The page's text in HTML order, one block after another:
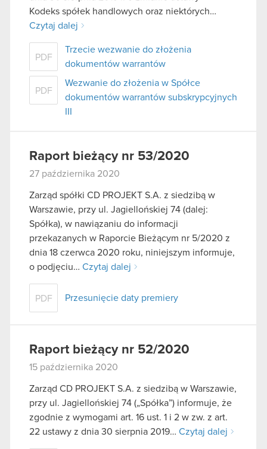
Kodeks spółek handlowych oraz niektórych…
Czytaj dalej
PDF
Trzecie wezwanie do złożenia
dokumentów warrantów
PDF
Wezwanie do złożenia w Spółce
dokumentów warrantów subskrypcyjnych
Raport bieżący nr 53/2020
27 października 2020
Zarząd spółki CD PROJEKT S.A. z siedzibą w
Warszawie, przy ul. Jagiellońskiej 74 (dalej:
Spółka), w nawiązaniu do informacji
przekazanych w Raporcie Bieżącym nr 5/2020 z
dnia 18 czerwca 2020 roku, niniejszym informuje,
o podjęciu… Czytaj dalej
PDF Przesunięcie daty premiery
Raport bieżący nr 52/2020
15 października 2020
Zarząd CD PROJEKT S.A. z siedzibą w Warszawie,
przy ul. Jagiellońskiej 74 („Spółka”) informuje, że
zgodnie z wymogami art. 16 ust. 1 i 2 w zw. z art.
22 ustawy z dnia 30 sierpnia 2019… Czytaj dalej